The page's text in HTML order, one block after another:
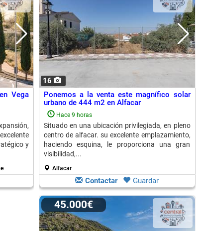
Vega
y
16
Ponemos a la venta este magnífico solar
urbano de 444 m2 en Alfacar
Hace 9 horas
Situado en una ubicación privilegiada, en pleno
centro de alfacar. su excelente emplazamiento,
haciendo esquina, le proporciona una gran
visibilidad,...
Alfacar
Contactar Guardar
45.000€